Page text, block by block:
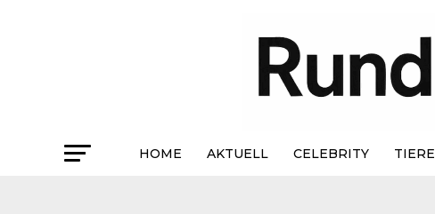
HOME AKTUELL CELEBRITY TIERE